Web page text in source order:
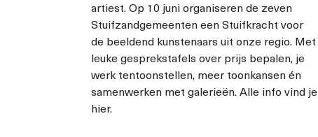
artiest. Op 10 juni organiseren de zeven
Stuifzandgemeenten een Stuifkracht voor
de beeldend kunstenaars uit onze regio. Met
leuke gesprekstafels over prijs bepalen, je
werk tentoonstellen, meer toonkansen én
samenwerken met galerieën. Alle info vind je
hier.